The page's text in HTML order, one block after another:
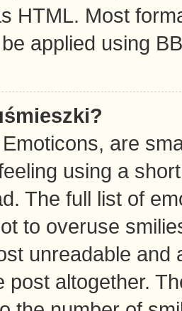
HTML. Most
applied using
are
using a
The full list of
to overuse
unreadable and
post altogether.